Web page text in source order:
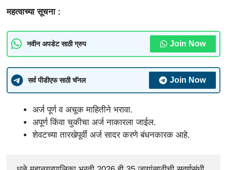
महत्वाच्या सूचना :
नवीन अपडेट साठी ग्रुप Join Now
सर्व पीडीएफ साठी चॅनल Join Now
अर्ज पूर्ण व अचूक माहितीने भरावा.
अपूर्ण किंवा चुकीचा अर्ज नाकारला जाईल.
शेवटच्या तारखेपूर्वी अर्ज सादर करणे बंधनकारक आहे.